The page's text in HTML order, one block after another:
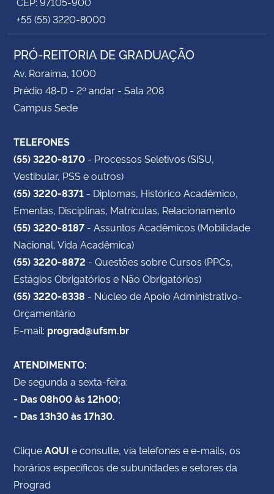
+55 (55) 3220-8000
PRÓ-REITORIA DE GRADUAÇÃO
Av. Roraima, 1000
Prédio 48-D - 2º andar - Sala 208
Campus Sede
TELEFONES
(55) 3220-8170 - Processos Seletivos (SiSU,
Vestibular, PSS e outros)
(55) 3220-8371 - Diplomas, Histórico Acadêmico,
Ementas, Disciplinas, Matrículas, Relacionamento
(55) 3220-8187 - Assuntos Acadêmicos (Mobilidade
Nacional, Vida Acadêmica)
(55) 3220-8872 - Questões sobre Cursos (PPCs,
Estágios Obrigatórios e Não Obrigatórios)
(55) 3220-8338 - Núcleo de Apoio Administrativo-
Orçamentário
E-mail: prograd@ufsm.br
ATENDIMENTO:
De segunda a sexta-feira:
- Das 08h00 às 12h00;
- Das 13h30 às 17h30.
CliqueAQUI e consulte, via telefones e e-mails, os
horários específicos de subunidades e setores da
Prograd